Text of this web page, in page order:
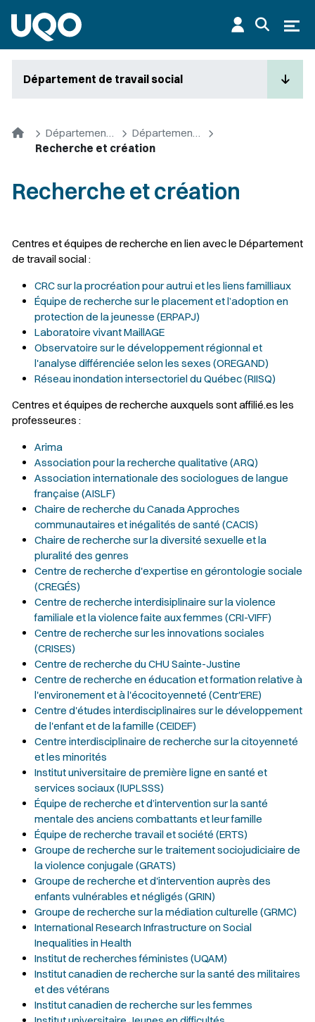
Département de travail social
Accueil Départements et cycles supérieurs
Département de travail social
Recherche et création
Recherche et création
Centres et équipes de recherche en lien avec le Département
de travail social :
CRC sur la procréation pour autrui et les liens familliaux
Équipe de recherche sur le placement et l’adoption en
protection de la jeunesse (ERPAPJ)
Laboratoire vivant MaillAGE
Observatoire sur le développement régionnal et
l'analyse différenciée selon les sexes (OREGAND)
Réseau inondation intersectoriel du Québec (RIISQ)
Centres et équipes de recherche auxquels sont affilié.es les
professeur.es :
Arima
Association pour la recherche qualitative (ARQ)
Association internationale des sociologues de langue
française (AISLF)
Chaire de recherche du Canada Approches
communautaires et inégalités de santé (CACIS)
Chaire de recherche sur la diversité sexuelle et la
pluralité des genres
Centre de recherche d'expertise en gérontologie sociale
(CREGÉS)
Centre de recherche interdisiplinaire sur la violence
familiale et la violence faite aux femmes (CRI-VIFF)
Centre de recherche sur les innovations sociales
(CRISES)
Centre de recherche du CHU Sainte-Justine
Centre de recherche en éducation et formation relative à
l'environement et à l'écocitoyenneté (Centr'ERE)
Centre d'études interdisciplinaires sur le développement
de l'enfant et de la famille (CEIDEF)
Centre interdisciplinaire de recherche sur la citoyenneté
et les minorités
Institut universitaire de première ligne en santé et
services sociaux (IUPLSSS)
Équipe de recherche et d’intervention sur la santé
mentale des anciens combattants et leur famille
Équipe de recherche travail et société (ERTS)
Groupe de recherche sur le traitement sociojudiciaire de
la violence conjugale (GRATS)
Groupe de recherche et d'intervention auprès des
enfants vulnérables et négligés (GRIN)
Groupe de recherche sur la médiation culturelle (GRMC)
International Research Infrastructure on Social
Inequalities in Health
Institut de recherches féministes (UQAM)
Institut canadien de recherche sur la santé des militaires
et des vétérans
Institut canadien de recherche sur les femmes